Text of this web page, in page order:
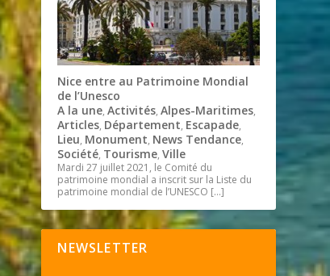
Nice entre au Patrimoine Mondial
de l’Unesco
A la une,Activités,Alpes-Maritimes,
Articles, Département, Escapade,
Lieu, Monument, News Tendance,
Société, Tourisme,Ville
Mardi 27 juillet 2021, le Comité du
patrimoine mondial a inscrit sur la Liste du
patrimoine mondial de l’UNESCO […]
NEWSLETTER